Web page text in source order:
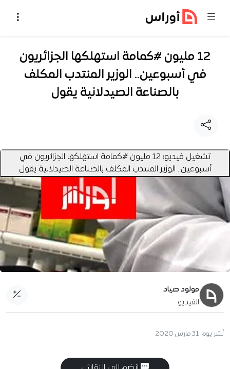
12 مليون #كمامة استهلكها الجزائريون
في أسبوعين.. الوزير المنتدب المكلف
بالصناعة الصيدلانية يقول
تشغيل فيديو: 12 مليون #كمامة استهلكها الجزائريون في
أسبوعين.. الوزير المنتدب المكلف بالصناعة الصيدلانية يقول
مولود صياد
الفيديو
نُشر يوم: 31 مارس 2020